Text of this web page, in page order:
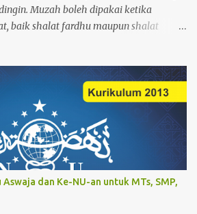
Muzah boleh dipakai ketika
baik shalat fardhu maupun shalat
muzah yang bioleh dan sah dipakai
Pertama muzah tersebut harus kuat.
tanpa harus melepasnya ketika akan
ibadah haruslah kuat. Dan tidak
tersebut terkena air (kedap air). Kedua,
kaki. Muzah yang boleh dipakai tanpa
dengan diusap saja, yaitu: harus
kaki hingga mata kaki. Hal ini disebabkan
dalam syarat sahnya wudhu yang
dan Ke-NU-an untuk MTs, SMP,